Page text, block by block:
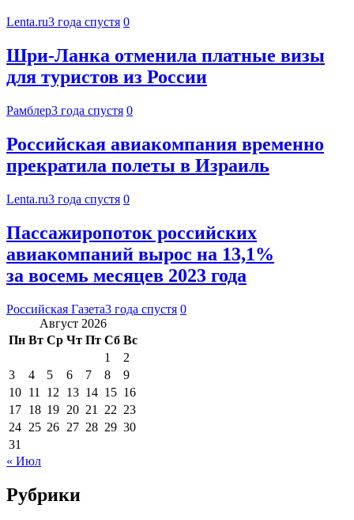
Lenta.ru3 года спустя 0
Шри-Ланка отменила платные визы
для туристов из России
Рамблер3 года спустя 0
Российская авиакомпания временно
прекратила полеты в Израиль
Lenta.ru3 года спустя 0
Пассажиропоток российских
авиакомпаний вырос на 13,1%
за восемь месяцев 2023 года
Российская Газета3 года спустя 0
Август 2026
Пн Вт Ср Чт Пт Сб Вс
1
2
3
4 5 6 7 8
9
10 11 12 13 14 15 16
17 18 19 20 21 22 23
24 25 26 27 28 29 30
31
« Июл
Рубрики